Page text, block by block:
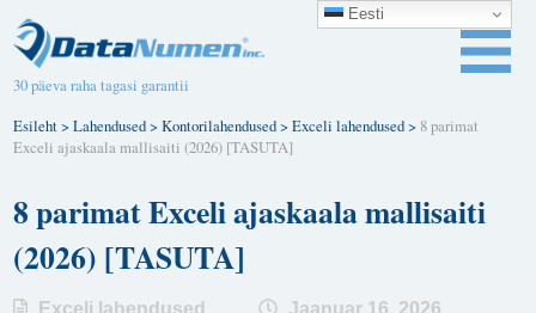
30 päeva raha tagasi garantii
Esileht>Lahendused>Kontorilahendused>Exceli lahendused> 8 parimat
Exceli ajaskaala mallisaiti (2026) [TASUTA]
8 parimat Exceli ajaskaala mallisaiti
(2026) [TASUTA]
Exceli lahendused Jaanuar 16, 2026
Eesti